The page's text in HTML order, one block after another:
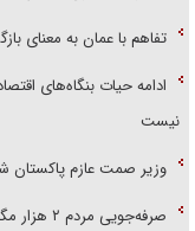
تفاهم با عمان به معنای
ادامه حیات بنگاه‌های
نیست
وزیر صمت عازم پاکستان
صرفه‌جویی مردم ۲ هزار مگاوات برق تولید کرد